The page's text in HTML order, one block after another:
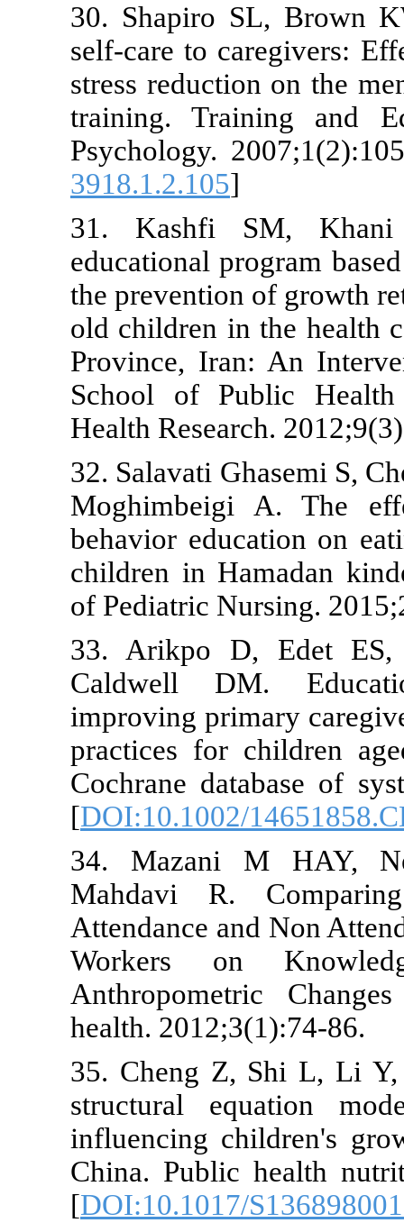
30. Shapiro
self-care to
stress
training.
Psychology.
3918.1.2.105
31. Kashfi
educational
the
old children
Province,
School of
Health
32. Salavati
behavior
children in
of Pediatric
33. Arikpo
Caldwell
improving
practices
Cochrane
[
34.
Mahdavi
Attendance
Workers
health.
35. Cheng
structural
influencing
China.
[